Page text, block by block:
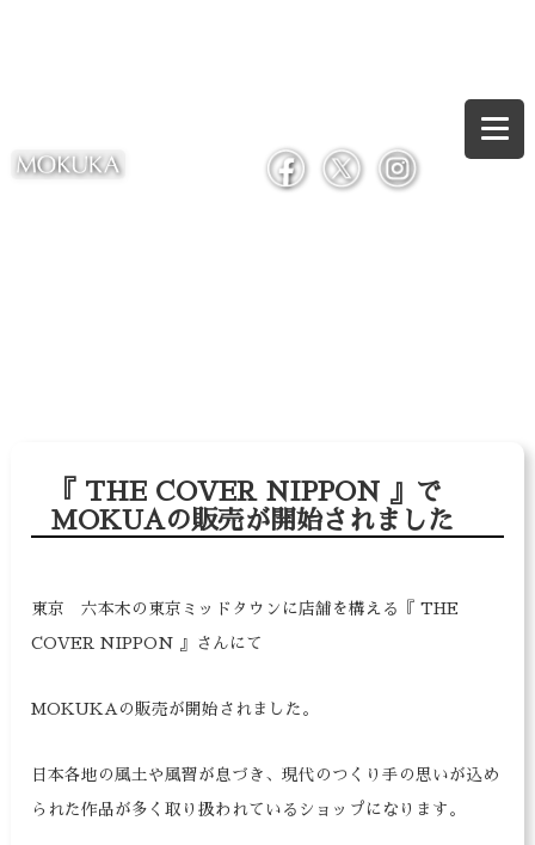
『 THE COVER NIPPON 』で
MOKUAの販売が開始されました
東京 六本木の東京ミッドタウンに店舗を構える『 THE
COVER NIPPON 』さんにて
MOKUKAの販売が開始されました。
日本各地の風土や風習が息づき、現代のつくり手の思いが込め
られた作品が多く取り扱われているショップになります。